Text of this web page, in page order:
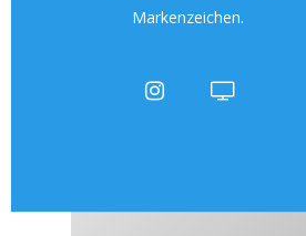
Markenzeichen.